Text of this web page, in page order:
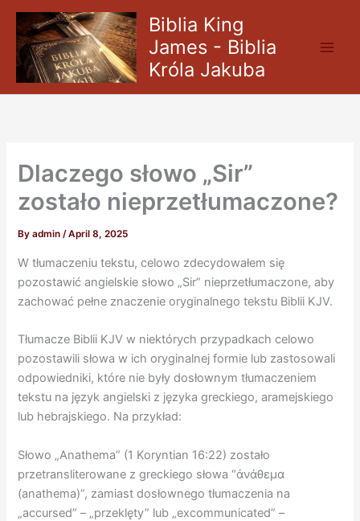
Skip
content
Biblia King
James - Biblia
Króla Jakuba
Dlaczego słowo „Sir”
zostało nieprzetłumaczone?
Byadmin/April 8, 2025
W tłumaczeniu tekstu, celowo zdecydowałem się
pozostawić angielskie słowo „Sir” nieprzetłumaczone, aby
zachować pełne znaczenie oryginalnego tekstu Biblii KJV.
Tłumacze Biblii KJV w niektórych przypadkach celowo
pozostawili słowa w ich oryginalnej formie lub zastosowali
odpowiedniki, które nie były dosłownym tłumaczeniem
tekstu na język angielski z języka greckiego, aramejskiego
lub hebrajskiego. Na przykład:
Słowo „Anathema” (1 Koryntian 16:22) zostało
przetransliterowane z greckiego słowa “ἀνάθεμα
(anathema)”, zamiast dosłownego tłumaczenia na
„accursed” – „przeklęty” lub „excommunicated” –